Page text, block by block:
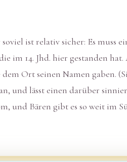
ist relativ sicher: Es muss
im 14. Jhd. hier gestanden
Ort seinen Namen gaben.
und lässt einen darüber
und Bären gibt es so weit im